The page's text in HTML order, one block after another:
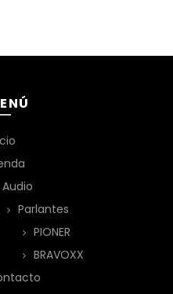
Audio
Parlantes
PIONER
BRAVOXX